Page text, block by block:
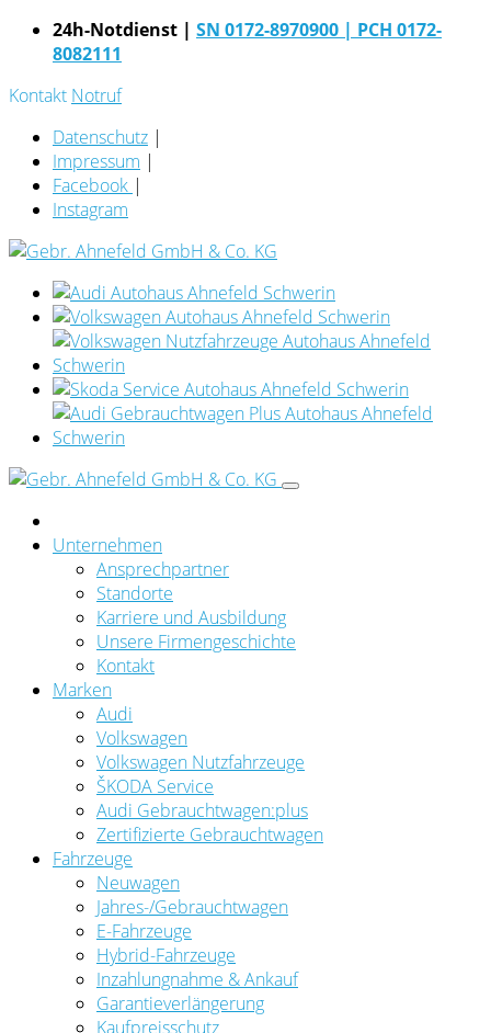
24h-Notdienst | SN 0172-8970900 | PCH 0172-
8082111
Kontakt Notruf
Datenschutz |
Impressum |
Facebook |
Instagram
Unternehmen
Ansprechpartner
Standorte
Karriere und Ausbildung
Unsere Firmengeschichte
Kontakt
Marken
Audi
Volkswagen
Volkswagen Nutzfahrzeuge
ŠKODA Service
Audi Gebrauchtwagen:plus
Zertifizierte Gebrauchtwagen
Fahrzeuge
Neuwagen
Jahres-/Gebrauchtwagen
E-Fahrzeuge
Hybrid-Fahrzeuge
Inzahlungnahme & Ankauf
Garantieverlängerung
Kaufpreisschutz